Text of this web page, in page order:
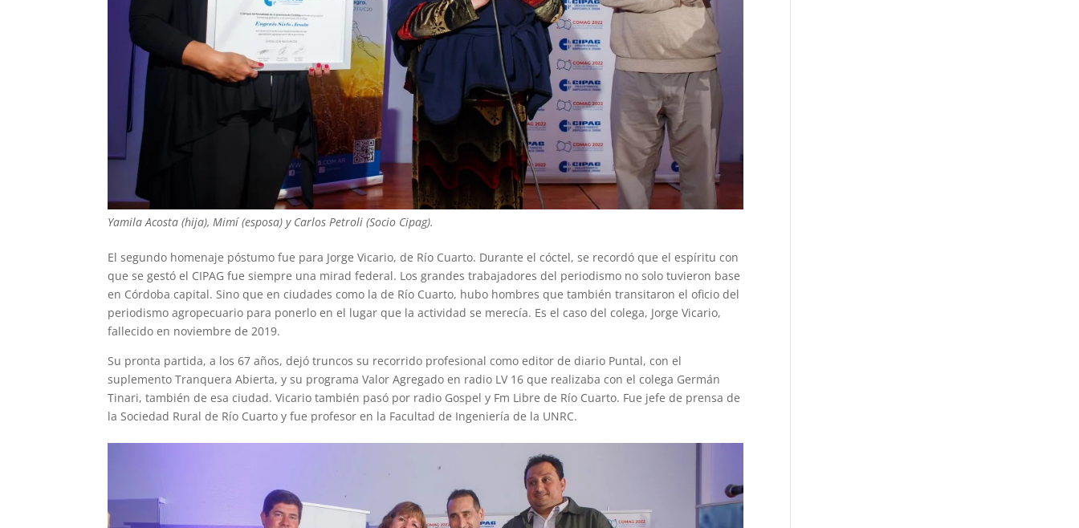
Yamila Acosta (hija), Mimí (esposa) y Carlos Petroli (Socio Cipag).
El segundo homenaje póstumo fue para Jorge Vicario, de Río Cuarto. Durante el cóctel, se recordó que el espíritu con
que se gestó el CIPAG fue siempre una mirad federal. Los grandes trabajadores del periodismo no solo tuvieron base
en Córdoba capital. Sino que en ciudades como la de Río Cuarto, hubo hombres que también transitaron el oficio del
periodismo agropecuario para ponerlo en el lugar que la actividad se merecía. Es el caso del colega, Jorge Vicario,
fallecido en noviembre de 2019.
Su pronta partida, a los 67 años, dejó truncos su recorrido profesional como editor de diario Puntal, con el
suplemento Tranquera Abierta, y su programa Valor Agregado en radio LV 16 que realizaba con el colega Germán
Tinari, también de esa ciudad. Vicario también pasó por radio Gospel y Fm Libre de Río Cuarto. Fue jefe de prensa de
la Sociedad Rural de Río Cuarto y fue profesor en la Facultad de Ingeniería de la UNRC.